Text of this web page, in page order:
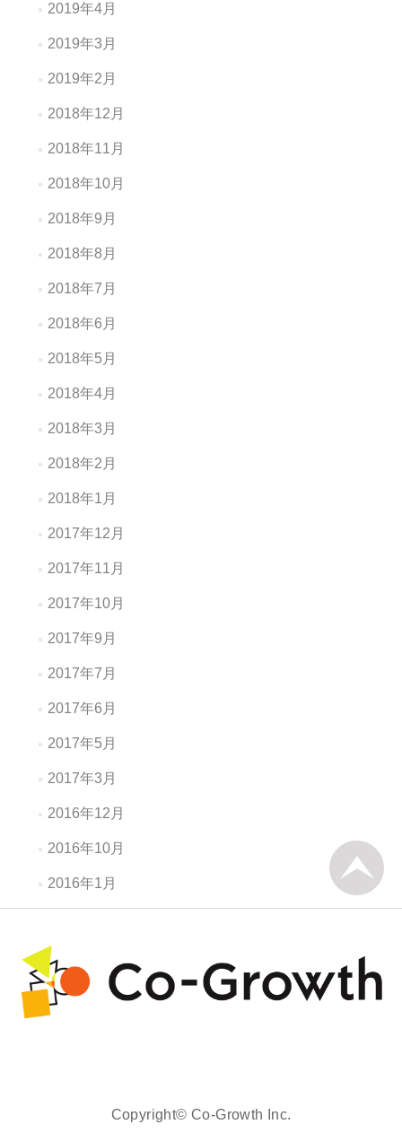
2019年4月
2019年3月
2019年2月
2018年12月
2018年11月
2018年10月
2018年9月
2018年8月
2018年7月
2018年6月
2018年5月
2018年4月
2018年3月
2018年2月
2018年1月
2017年12月
2017年11月
2017年10月
2017年9月
2017年7月
2017年6月
2017年5月
2017年3月
2016年12月
2016年10月
2016年1月
Copyright© Co-Growth Inc.